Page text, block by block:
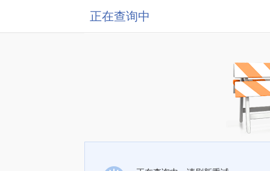
正在查询中